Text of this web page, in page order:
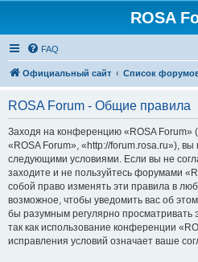
ROSA
FAQ
Официальный сайт Список
ROSA Forum - Общие правила
Заходя на конференцию «ROSA
«ROSA Forum», «http://forum.rosa.ru»),
следующими условиями. Если вы не
заходите и не пользуйтесь форумами
собой право изменять эти правила в
возможное, чтобы уведомить вас об
бы разумным регулярно просматривать
так как использование конференции
исправления условий означает ваше